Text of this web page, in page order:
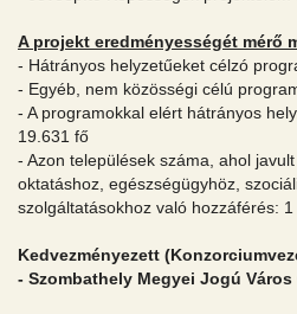
A projekt eredményességét mérő
- Hátrányos helyzetűeket célzó
- Egyéb, nem közösségi célú
- A programokkal elért hátrányos
19.631 fő
- Azon települések száma, ahol
oktatáshoz, egészségügyhöz,
szolgáltatásokhoz való hozzáférés: 1
Kedvezményezett
- Szombathely Megyei Jogú